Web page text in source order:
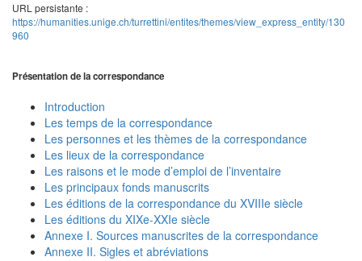
URL persistante :
https://humanities.unige.ch/turrettini/entites/themes/view_express_entity/130
960
Présentation de la correspondance
Introduction
Les temps de la correspondance
Les personnes et les thèmes de la correspondance
Les lieux de la correspondance
Les raisons et le mode d’emploi de l’inventaire
Les principaux fonds manuscrits
Les éditions de la correspondance du XVIIIe siècle
Les éditions du XIXe-XXIe siècle
Annexe I. Sources manuscrites de la correspondance
Annexe II. Sigles et abréviations